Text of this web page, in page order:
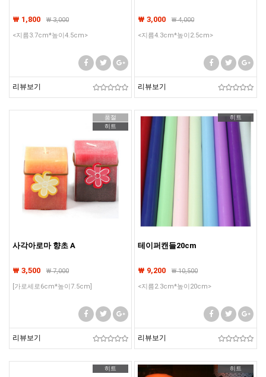
₩ 1,800 ₩3,000
<지름3.7cm*높이4.5cm>
리뷰보기
₩ 3,000 ₩4,000
<지름4.3cm*높이2.5cm>
리뷰보기
품절
히트
사각아로마 향초 A
₩ 3,500 ₩7,000
[가로세로6cm*높이7.5cm]
리뷰보기
히트
테이퍼캔들20cm
₩ 9,200 ₩10,500
<지름2.3cm*높이20cm>
리뷰보기
히트 히트